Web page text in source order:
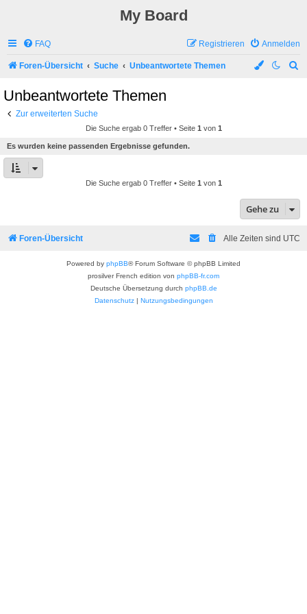
My Board
FAQ Anmelden
Registrieren
Foren-Übersicht Suche Unbeantwortete Themen
Unbeantwortete Themen
Zur erweiterten Suche
Die Suche ergab 0 Treffer • Seite 1von 1
Es wurden keine passenden Ergebnisse gefunden.
Die Suche ergab 0 Treffer • Seite 1von 1
Gehe zu
Foren-Übersicht Alle Zeiten sind UTC
Powered by phpBB® Forum Software © phpBB Limited
prosilver French edition von phpBB-fr.com
Deutsche Übersetzung durch phpBB.de
Datenschutz| Nutzungsbedingungen